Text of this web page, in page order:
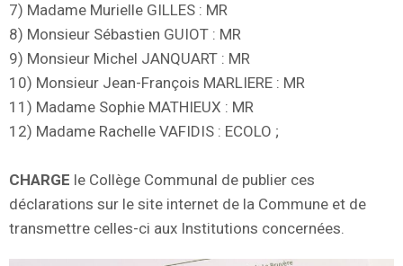
7) Madame Murielle GILLES : MR
8) Monsieur Sébastien GUIOT : MR
9) Monsieur Michel JANQUART : MR
10) Monsieur Jean-François MARLIERE : MR
11) Madame Sophie MATHIEUX : MR
12) Madame Rachelle VAFIDIS : ECOLO ;
CHARGE le Collège Communal de publier ces
déclarations sur le site internet de la Commune et de
transmettre celles-ci aux Institutions concernées.